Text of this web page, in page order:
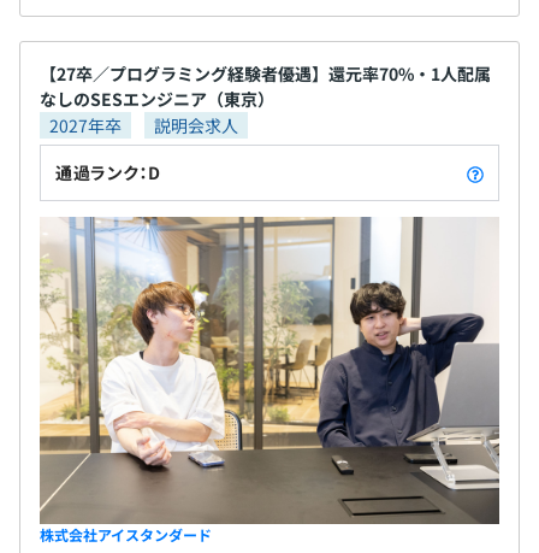
【27卒／プログラミング経験者優遇】還元率70%・1人配属
なしのSESエンジニア（東京）
2027年卒
説明会求人
通過ランク：D
株式会社アイスタンダード